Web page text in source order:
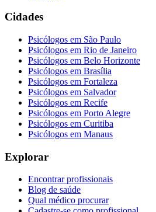
Cidades
Psicólogos em São Paulo
Psicólogos em Rio de Janeiro
Psicólogos em Belo Horizonte
Psicólogos em Brasília
Psicólogos em Fortaleza
Psicólogos em Salvador
Psicólogos em Recife
Psicólogos em Porto Alegre
Psicólogos em Curitiba
Psicólogos em Manaus
Explorar
Encontrar profissionais
Blog de saúde
Qual médico procurar